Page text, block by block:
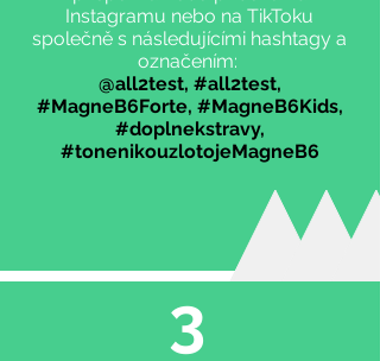
Instagramu nebo na TikToku
společně s následujícími hashtagy a
označením:
@all2test, #all2test,
#MagneB6Forte, #MagneB6Kids,
#doplnekstravy,
#tonenikouzlotojeMagneB6
3